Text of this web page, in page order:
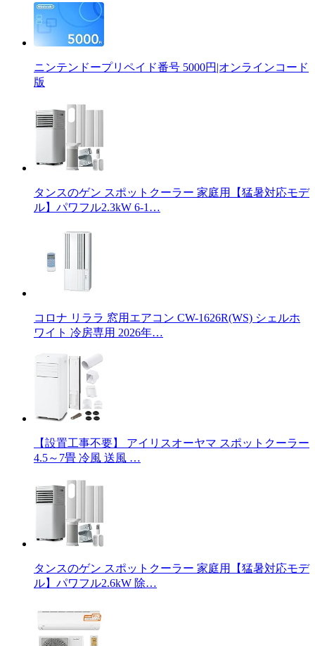
ニンテンドープリペイド番号 5000円|オンラインコード
版
タンスのゲン スポットクーラー 家庭用【猛暑対応モデ
ル】パワフル2.3kW 6-1…
コロナ リララ 窓用エアコン CW-1626R(WS) シェルホ
ワイト 冷房専用 2026年…
【設置工事不要】 アイリスオーヤマ スポットクーラー
4.5～7畳 冷風 送風 …
タンスのゲン スポットクーラー 家庭用【猛暑対応モデ
ル】パワフル2.6kW 除…